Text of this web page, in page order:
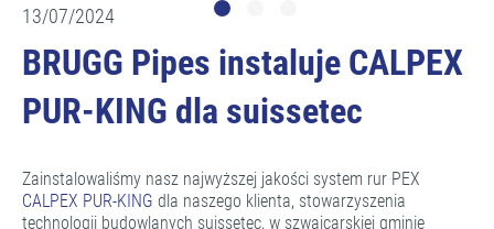
13/07/2024
BRUGG Pipes instaluje CALPEX
PUR-KING dla suissetec
Zainstalowaliśmy nasz najwyższej jakości system rur PEX
CALPEX PUR-KING dla naszego klienta, stowarzyszenia
technologii budowlanych suissetec, w szwajcarskiej gminie